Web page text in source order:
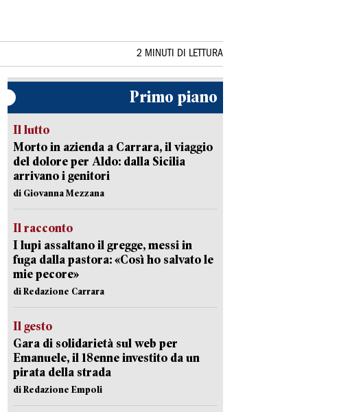
2 MINUTI DI LETTURA
Primo piano
Il lutto
Morto in azienda a Carrara, il viaggio
del dolore per Aldo: dalla Sicilia
arrivano i genitori
di Giovanna Mezzana
Il racconto
I lupi assaltano il gregge, messi in
fuga dalla pastora: «Così ho salvato le
mie pecore»
di Redazione Carrara
Il gesto
Gara di solidarietà sul web per
Emanuele, il 18enne investito da un
pirata della strada
di Redazione Empoli